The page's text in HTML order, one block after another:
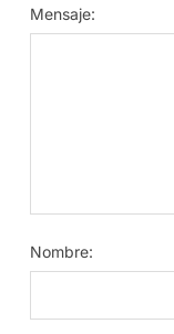
Mensaje:
Nombre: